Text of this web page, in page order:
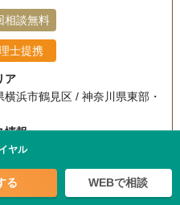
相談無料
士提携
ア
横浜市鶴見区 / 神奈川県東部・
情報
磯子駅から徒歩12分
積り依頼もお気軽に
ヤル
る WEBで相談